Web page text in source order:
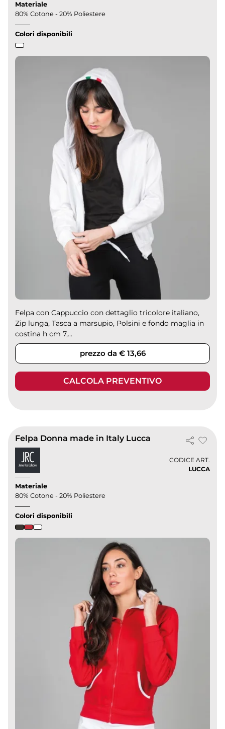
Materiale
80% Cotone - 20% Poliestere
Colori disponibili
Felpa con Cappuccio con dettaglio tricolore italiano,
Zip lunga, Tasca a marsupio, Polsini e fondo maglia in
costina h cm 7,...
prezzo da € 13,66
CALCOLA PREVENTIVO
Felpa Donna made in Italy Lucca
CODICE ART.
LUCCA
Materiale
80% Cotone - 20% Poliestere
Colori disponibili